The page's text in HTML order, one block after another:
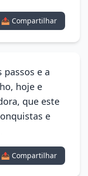
📤 Compartilhar
passos e a
hoje e
que este
e
📤 Compartilhar